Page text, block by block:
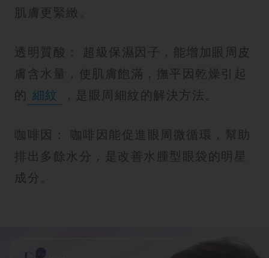
肌膚更緊緻。
透明質酸： 超級保濕因子，能增加眼周皮
膚含水量，使肌膚飽滿，撫平因乾燥引起
的 細紋 ，是眼周細紋的解決方法。
咖啡因： 咖啡因能促進眼周微循環，幫助
排出多餘水分，是改善水腫型眼袋的明星
成分。